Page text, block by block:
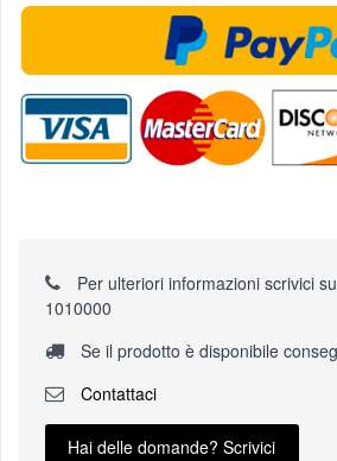
Per ulteriori informazioni scrivici
1010000
Se il prodotto è disponibile
Contattaci
Hai delle domande? Scrivici